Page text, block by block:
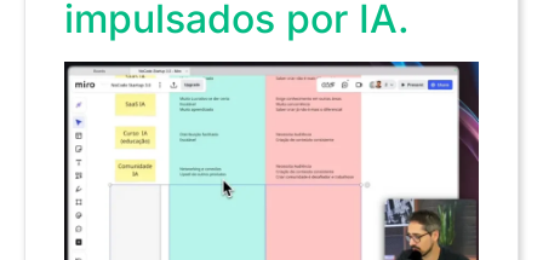
impulsados por IA.